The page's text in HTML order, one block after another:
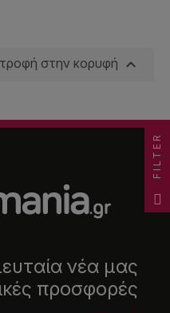
στην κορυφή 
νέα μας
προσφορές
FILTER